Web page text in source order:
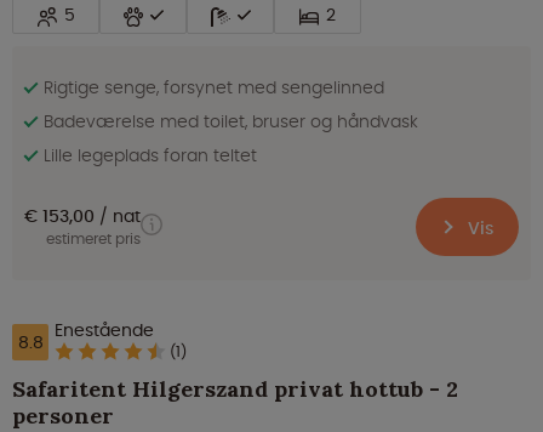
5 2
Rigtige senge, forsynet med sengelinned
Badeværelse med toilet, bruser og håndvask
Lille legeplads foran teltet
€ 153,00 nat
estimeret pris Vis
8.8 Enestående
(1)
Safaritent Hilgerszand privat hottub - 2
personer